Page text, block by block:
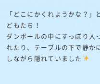
「どこにかくれようかな？
どもたち！
ダンボールの中にすっぽり入
れたり、テーブルの下で静か
しながら隠れていました